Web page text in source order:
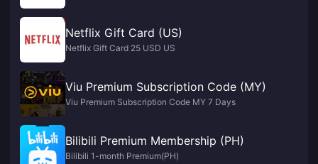
Netflix Gift Card (US)
Netflix Gift Card 25 USD US
Viu Premium Subscription Code (MY)
Viu Premium Subscription Code MY 7 Days
Bilibili Premium Membership (PH)
Bilibili 1-month Premium(PH)